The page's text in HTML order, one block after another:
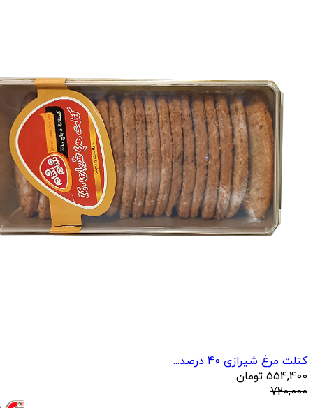
کتلت مرغ شیرازی 40 درصد...
554,400 تومان
720,000